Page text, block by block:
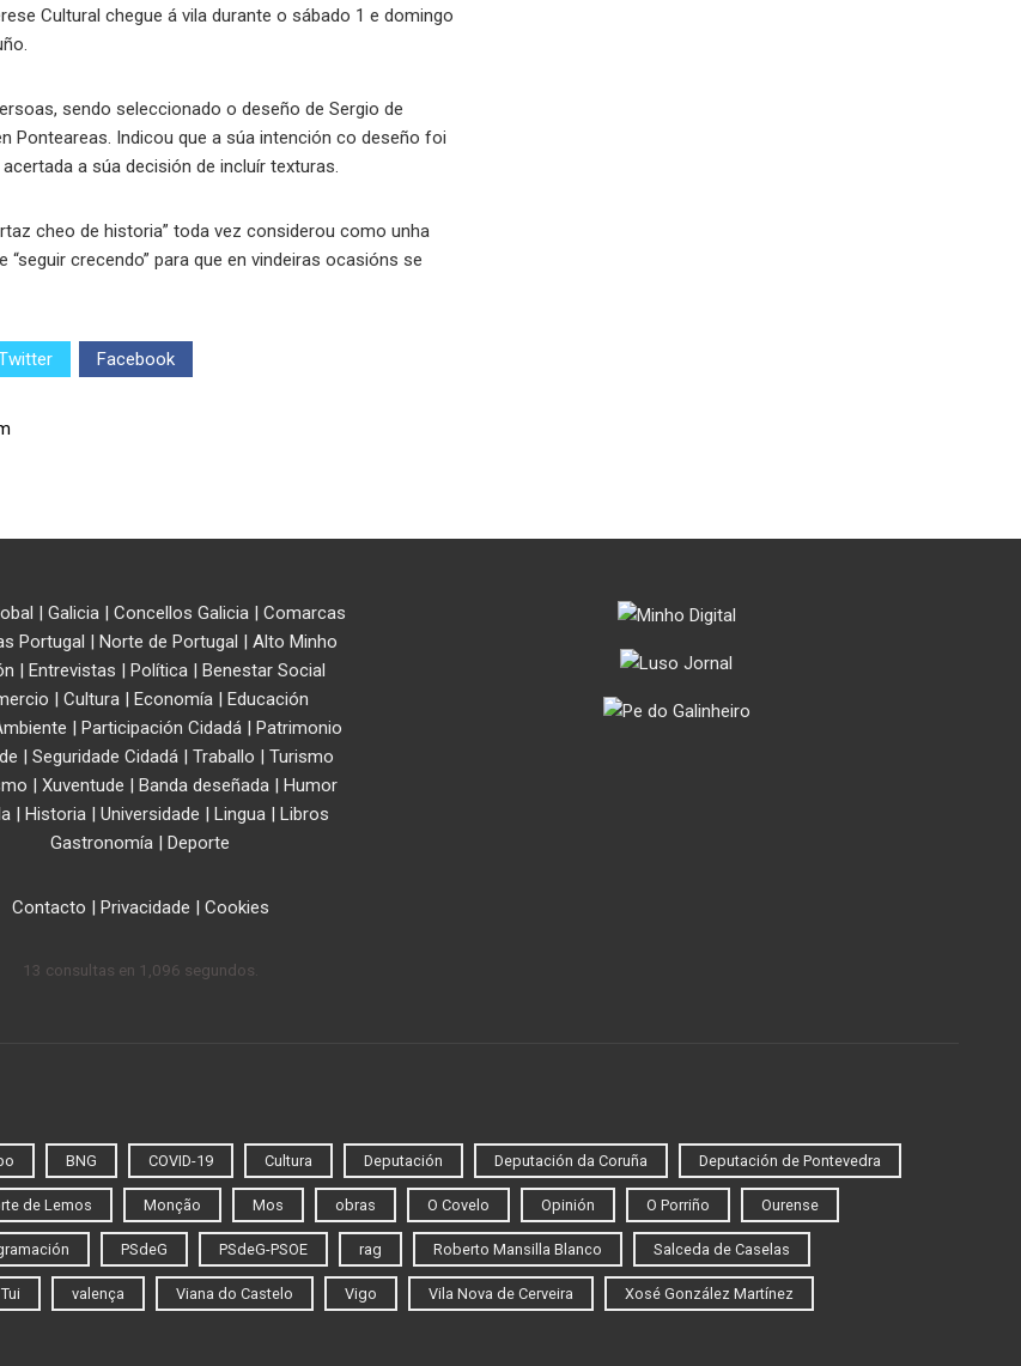
Cultural chegue á vila durante o sábado 1 e domingo
sendo seleccionado o deseño de Sergio de
Ponteareas. Indicou que a súa intención co deseño foi
a súa decisión de incluír texturas.
cheo de historia” toda vez considerou como unha
crecendo” para que en vindeiras ocasións se
Facebook
Galicia| Concellos Galicia| Comarcas
Portugal
Norte de Portugal
Alto Minho
Entrevistas Política|
Benestar Social
Cultura Economía
Educación
Participación Cidadá|
Patrimonio
Seguridade Cidadá Traballo
Turismo
Xuventude Banda deseñada
Humor
| Historia| Universidade Lingua|
Libros
Gastronomía
Deporte
Contacto Privacidade Cookies
13 consultas en 1,096 segundos.
BNG COVID-19 Cultura Deputación Deputación da Coruña Deputación de Pontevedra
de Lemos Monção Mos obras O Covelo Opinión O Porriño Ourense
PSdeG PSdeG-PSOE rag Roberto Mansilla Blanco Salceda de Caselas
Tui valença Viana do Castelo Vigo Vila Nova de Cerveira Xosé González Martínez